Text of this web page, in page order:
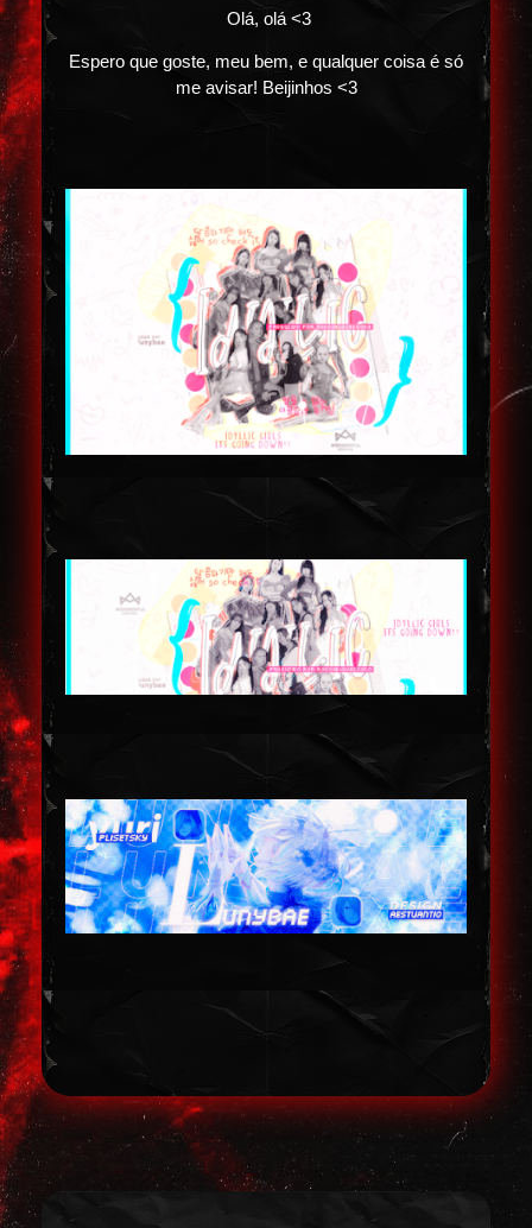
Olá, olá <3
Espero que goste, meu bem, e qualquer coisa é só
me avisar! Beijinhos <3